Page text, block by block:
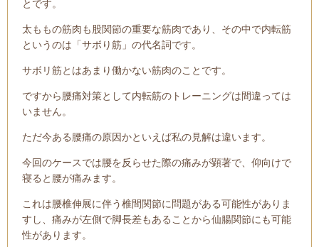
とです。
太ももの筋肉も股関節の重要な筋肉であり、その中で内転筋
というのは「サボり筋」の代名詞です。
サボリ筋とはあまり働かない筋肉のことです。
ですから腰痛対策として内転筋のトレーニングは間違っては
いません。
ただ今ある腰痛の原因かといえば私の見解は違います。
今回のケースでは腰を反らせた際の痛みが顕著で、仰向けで
寝ると腰が痛みます。
これは腰椎伸展に伴う椎間関節に問題がある可能性がありま
すし、痛みが左側で脚長差もあることから仙腸関節にも可能
性があります。